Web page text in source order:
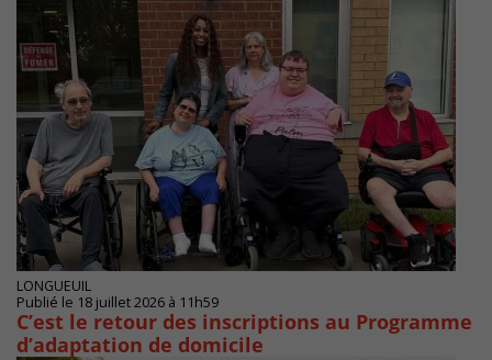
LONGUEUIL
Publié le 18 juillet 2026 à 11h59
C’est le retour des inscriptions au Programme
d’adaptation de domicile